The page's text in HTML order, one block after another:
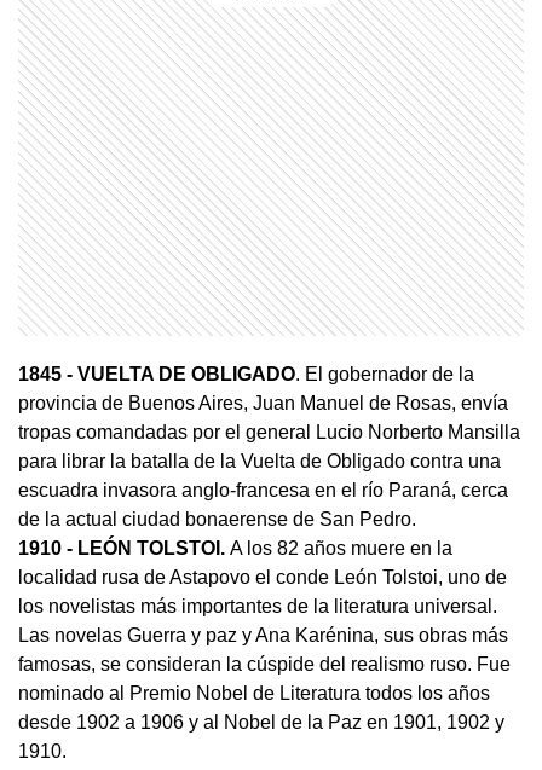
1845 - VUELTA DE OBLIGADO. El gobernador de la
provincia de Buenos Aires, Juan Manuel de Rosas, envía
tropas comandadas por el general Lucio Norberto Mansilla
para librar la batalla de la Vuelta de Obligado contra una
escuadra invasora anglo-francesa en el río Paraná, cerca
de la actual ciudad bonaerense de San Pedro.
1910 - LEÓN TOLSTOI. A los 82 años muere en la
localidad rusa de Astapovo el conde León Tolstoi, uno de
los novelistas más importantes de la literatura universal.
Las novelas Guerra y paz y Ana Karénina, sus obras más
famosas, se consideran la cúspide del realismo ruso. Fue
nominado al Premio Nobel de Literatura todos los años
desde 1902 a 1906 y al Nobel de la Paz en 1901, 1902 y
1910.